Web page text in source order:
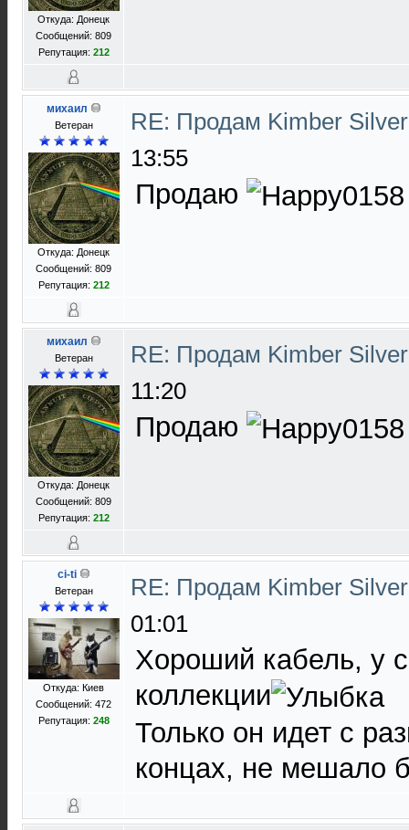
Откуда: Донецк
Сообщений: 809
Репутация: 212
михаил
Ветеран
Откуда: Донецк
Сообщений: 809
Репутация: 212
RE: Продам Kimber
13:55
Продаю
михаил
Ветеран
Откуда: Донецк
Сообщений: 809
Репутация: 212
RE: Продам Kimber
11:20
Продаю
ci-ti
Ветеран
Откуда: Киев
Сообщений: 472
Репутация: 248
RE: Продам Kimber
01:01
Хороший кабель, у
коллекции
Только он идет с
концах, не мешало